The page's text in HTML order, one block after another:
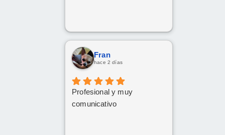
Fran
hace 2 días
Profesional y muy
comunicativo